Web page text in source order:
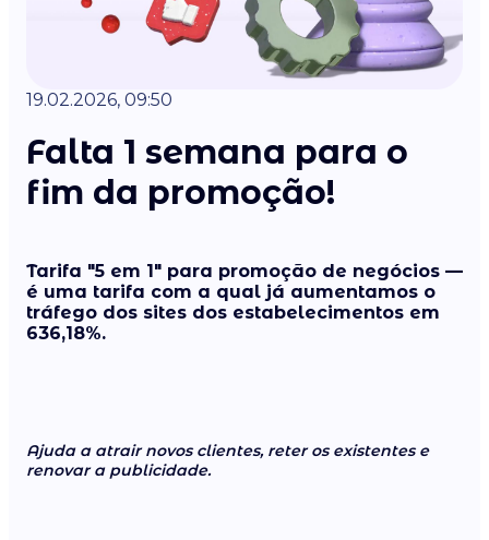
19.02.2026, 09:50
Falta 1 semana para o
fim da promoção!
Tarifa "5 em 1" para promoção de negócios —
é uma tarifa com a qual já aumentamos o
tráfego dos sites dos estabelecimentos em
636,18%.
Ajuda a atrair novos clientes, reter os existentes e
renovar a publicidade.